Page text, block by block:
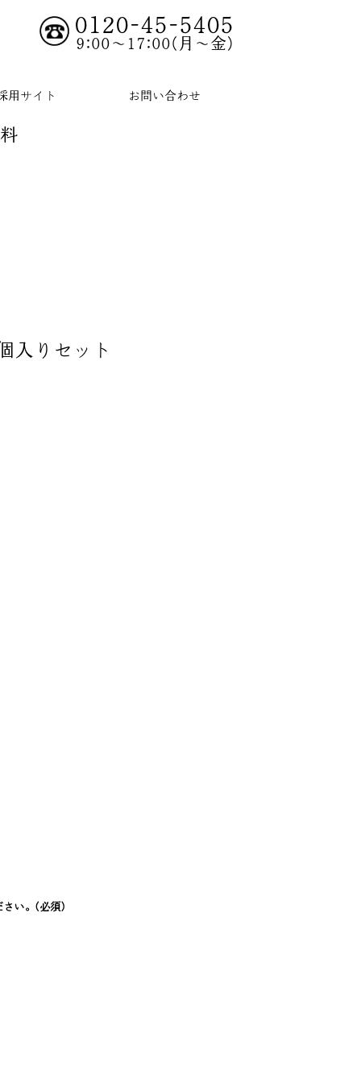
0120-45-5405
9:00～17:00(月～金)
用サイト お問い合わせ
入りセット
い。 (必須)